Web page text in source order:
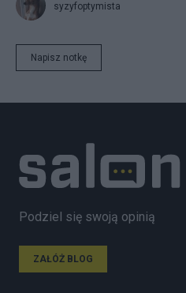
syzyfoptymista
Napisz notkę
Podziel się swoją opinią
ZAŁÓŻ BLOG